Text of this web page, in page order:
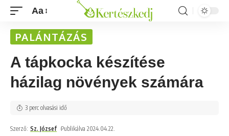
Aa
PALÁNTÁZÁS
A tápkocka készítése
házilag növények számára
Szerző: Sz. József Publikálva 2024.04.22.
3 perc olvasási idő